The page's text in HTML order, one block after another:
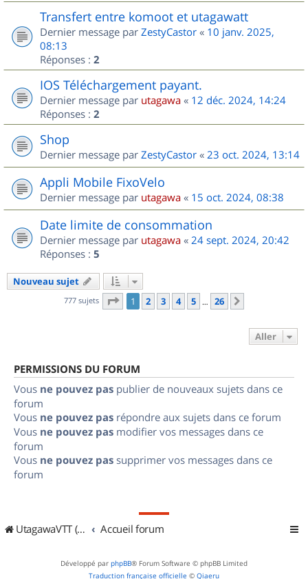
Transfert entre komoot et utagawatt
Dernier message par ZestyCastor « 10 janv. 2025,
08:13
Réponses : 2
IOS Téléchargement payant.
Dernier message par utagawa « 12 déc. 2024, 14:24
Réponses : 2
Shop
Dernier message par ZestyCastor « 23 oct. 2024, 13:14
Appli Mobile FixoVelo
Dernier message par utagawa « 15 oct. 2024, 08:38
Date limite de consommation
Dernier message par utagawa « 24 sept. 2024, 20:42
Réponses : 5
Nouveau sujet
777 sujets Page 1sur
1 2 3 4 5 … 26
Aller
PERMISSIONS DU FORUM
Vous ne pouvez pas publier de nouveaux sujets dans ce
forum
Vous ne pouvez pas répondre aux sujets dans ce forum
Vous ne pouvez pas modifier vos messages dans ce
forum
Vous ne pouvez pas supprimer vos messages dans ce
forum
UtagawaVTT (Randos VTT et VTTAE avec traces GPS) Accueil forum
Développé par phpBB® Forum Software © phpBB Limited
Traduction française officielle © Qiaeru